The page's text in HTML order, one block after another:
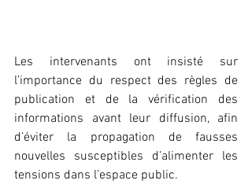
‎Les intervenants ont insisté sur
l’importance du respect des règles de
publication et de la vérification des
informations avant leur diffusion, afin
d’éviter la propagation de fausses
nouvelles susceptibles d’alimenter les
tensions dans l’espace public.